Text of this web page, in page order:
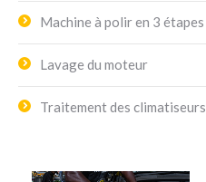
Machine à polir en 3 étapes
Lavage du moteur
Traitement des climatiseurs